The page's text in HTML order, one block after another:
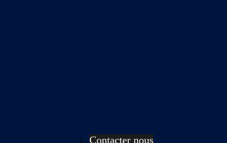
Contacter nous